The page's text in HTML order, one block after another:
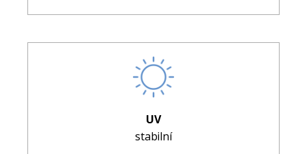
UV
stabilní